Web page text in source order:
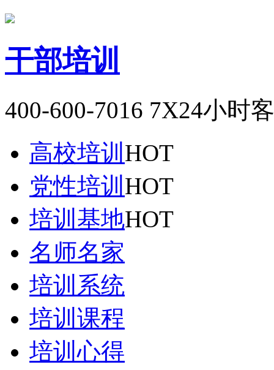
干部培训
400-600-7016 7X24小时
高校培训 HOT
党性培训 HOT
培训基地HOT
名师名家
培训系统
培训课程
培训心得